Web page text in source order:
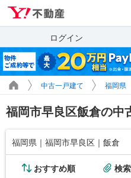
ログイン
中古一戸建て 福岡県
福岡市早良区飯倉の中
福岡県｜福岡市早良区｜飯倉
おすすめ順 検